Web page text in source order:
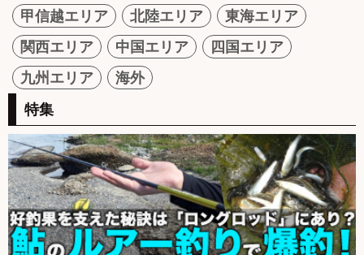
甲信越エリア
北陸エリア
東海エリア
関西エリア
中国エリア
四国エリア
九州エリア
海外
特集